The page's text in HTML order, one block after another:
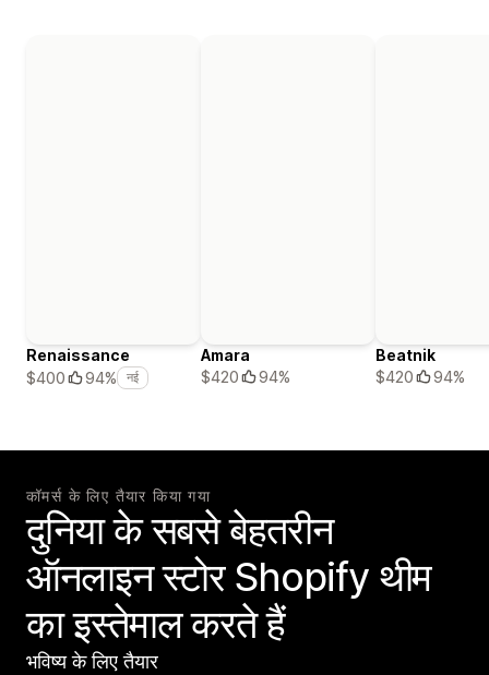
Renaissance
$400
94% नई
Amara
$420
94%
Beatnik
$420
94%
कॉमर्स के लिए तैयार किया गया
दुनिया के सबसे बेहतरीन
ऑनलाइन स्टोर Shopify थीम
का इस्तेमाल करते हैं
भविष्य के लिए तैयार